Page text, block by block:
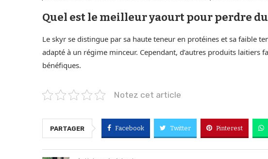
Quel est le meilleur yaourt pour perdre du
Le skyr se distingue par sa haute teneur en protéines et sa faible
adapté à un régime minceur. Cependant, d’autres produits laitiers
bénéfiques.
Notez cet article
PARTAGER Facebook Twitter Pinterest